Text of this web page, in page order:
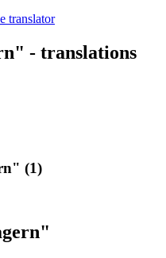
- translations
(1)